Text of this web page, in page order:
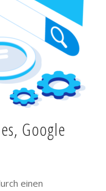
Google
einen